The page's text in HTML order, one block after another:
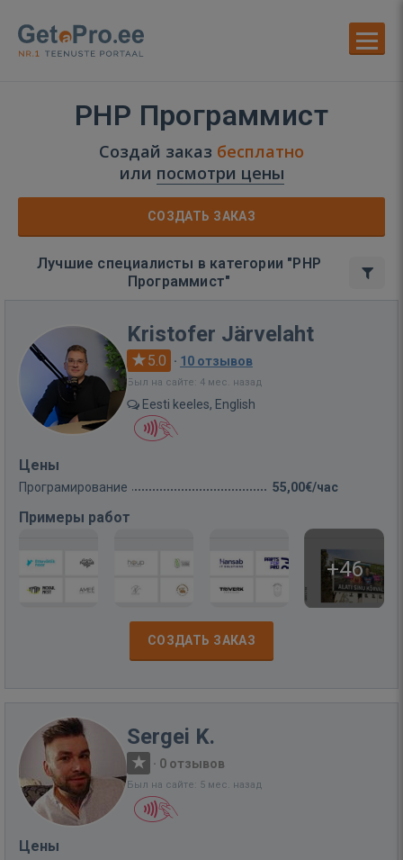
PHP Программист
Создай заказ бесплатно
или посмотри цены
СОЗДАТЬ ЗАКАЗ
Лучшие специалисты в категории "PHP
Программист"
Kristofer Järvelaht
5.0 · 10 отзывов
Был на сайте: 4 мес. назад
Eesti keeles, English
Цены
Програмирование 55,00€/час
Примеры работ
+46
СОЗДАТЬ ЗАКАЗ
Sergei K.
· 0 отзывов
Был на сайте: 5 мес. назад
Цены